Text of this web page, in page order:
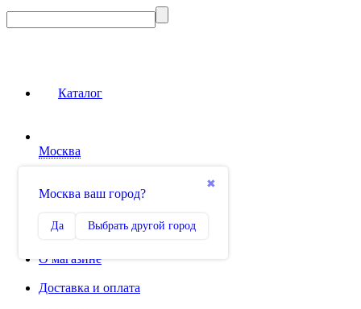
Каталог
Москва
✖
Москва ваш город?
Да Выбрать другой город
0
Избранное
О магазине
Доставка и оплата